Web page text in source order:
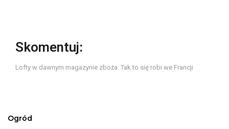
Skomentuj:
Lofty w dawnym magazynie zboża. Tak to się robi we Francji
Ogród